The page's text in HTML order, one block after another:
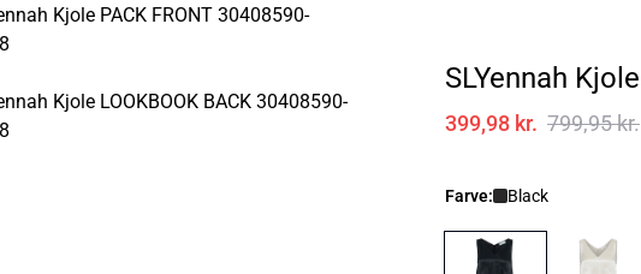
SLYennah Kjole
399,98 kr. 799,95 kr.
Farve: Black